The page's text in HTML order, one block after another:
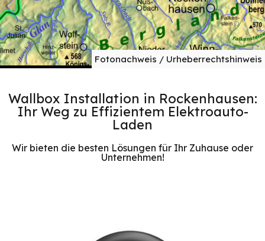
Fotonachweis / Urheberrechtshinweis
Wallbox Installation in Rockenhausen:
Ihr Weg zu Effizientem Elektroauto-
Laden
Wir bieten die besten Lösungen für Ihr Zuhause oder
Unternehmen!